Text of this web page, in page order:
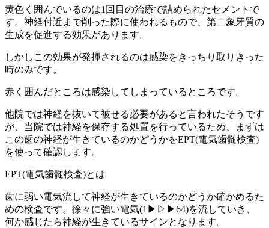
黄色く囲んでいるのは1回目の治療で詰められたセメントで
す。神経付近まで削った際に使われるもので、第二象牙質の
生成を促進する効果があります。
しかしこの効果が発揮されるのは感染をきっちり取りきった
時のみです。
赤く囲んだところは感染してしまっているところです。
他院では神経を抜いて被せる必要があると言われたそうです
が、当院では神経を保存する処置を行っているため、まずは
この歯の神経が生きているのかどうかをEPT(電気歯髄検査)
を使って確認します。
EPT(電気歯髄検査)とは
歯に弱い電気流して神経が生きているのかどうか確かめるた
めの検査です。徐々に強い電気(1▶▷▶64)を流していき、
何か感じたら神経が生きているサインとなります。